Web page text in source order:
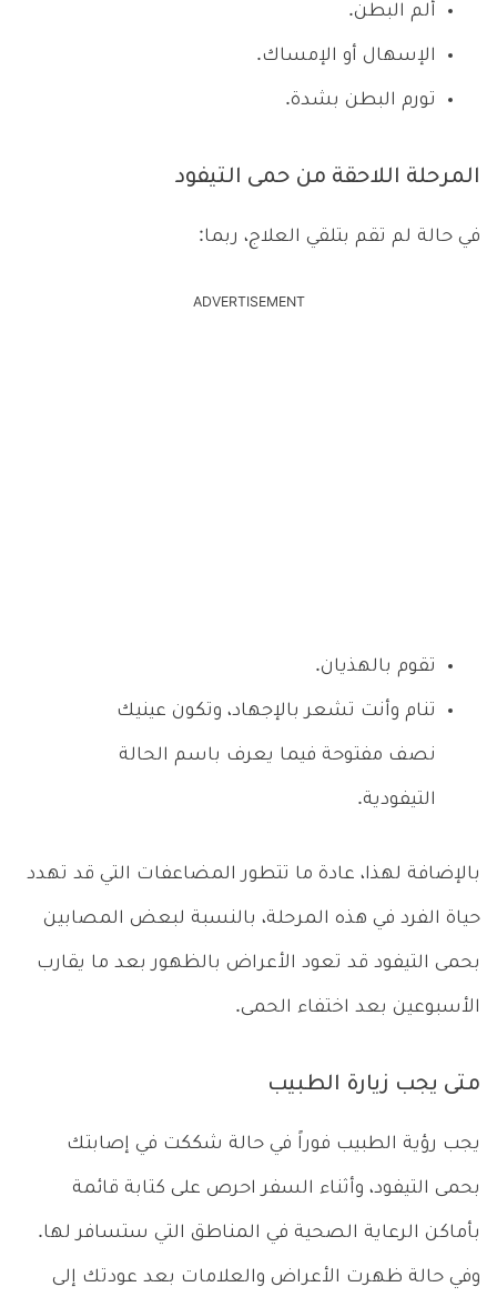
ألم البطن.
الإسهال أو الإمساك.
تورم البطن بشدة.
المرحلة اللاحقة من حمى التيفود
في حالة لم تقم بتلقي العلاج، ربما:
ADVERTISEMENT
تقوم بالهذيان.
تنام وأنت تشعر بالإجهاد، وتكون عينيك
نصف مفتوحة فيما يعرف باسم الحالة
التيفودية.
بالإضافة لهذا، عادة ما تتطور المضاعفات التي قد تهدد
حياة الفرد في هذه المرحلة، بالنسبة لبعض المصابين
بحمى التيفود قد تعود الأعراض بالظهور بعد ما يقارب
الأسبوعين بعد اختفاء الحمى.
متى يجب زيارة الطبيب
يجب رؤية الطبيب فوراً في حالة شككت في إصابتك
بحمى التيفود، وأثناء السفر احرص على كتابة قائمة
بأماكن الرعاية الصحية في المناطق التي ستسافر لها.
وفي حالة ظهرت الأعراض والعلامات بعد عودتك إلى